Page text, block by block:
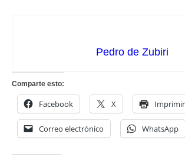
Pedro de Zubiri
Comparte esto:
Facebook X Imprimir
Correo electrónico WhatsApp